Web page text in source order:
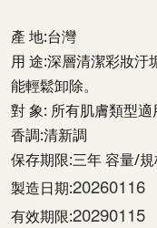
產 地:台灣
用 途:深層清潔彩妝汙
能輕鬆卸除。
對 象: 所有肌膚類型適
香調:清新調
保存期限:三年 容量/
製造日期:20260116
有效期限:20290115